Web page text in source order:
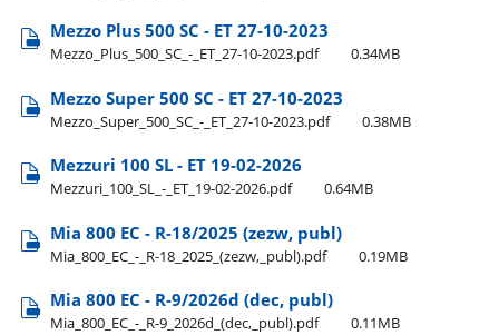
Mezzo Plus 500 SC - ET 27-10-2023
Mezzo​_Plus​_500​_SC​_-​_ET​_27-10-2023.pdf 0.34MB
Mezzo Super 500 SC - ET 27-10-2023
Mezzo​_Super​_500​_SC​_-​_ET​_27-10-2023.pdf 0.38MB
Mezzuri 100 SL - ET 19-02-2026
Mezzuri​_100​_SL​_-​_ET​_19-02-2026.pdf 0.64MB
Mia 800 EC - R-18/2025 (zezw, publ)
Mia​_800​_EC​_-​_R-18​_2025​_(zezw,​_publ).pdf 0.19MB
Mia 800 EC - R-9/2026d (dec, publ)
Mia​_800​_EC​_-​_R-9​_2026d​_(dec,​_publ).pdf 0.11MB